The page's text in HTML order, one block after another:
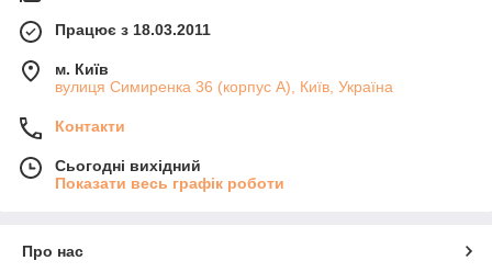
Працює з 18.03.2011
м. Київ
вулиця Симиренка 36 (корпус А), Київ, Україна
Контакти
Сьогодні вихідний
Показати весь графік роботи
Про нас